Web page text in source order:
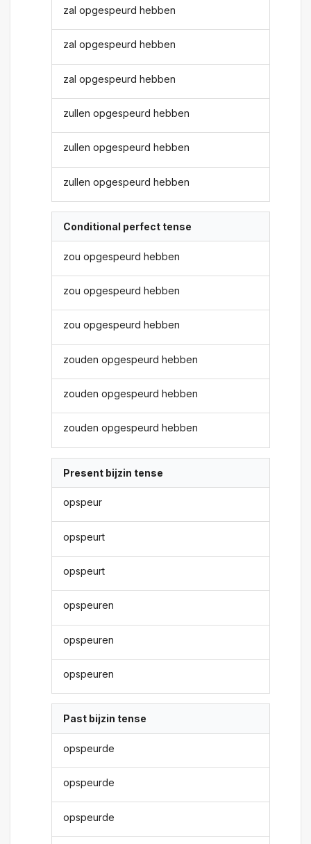
zal opgespeurd hebben
zal opgespeurd hebben
zal opgespeurd hebben
zullen opgespeurd hebben
zullen opgespeurd hebben
zullen opgespeurd hebben
Conditional perfect tense
zou opgespeurd hebben
zou opgespeurd hebben
zou opgespeurd hebben
zouden opgespeurd hebben
zouden opgespeurd hebben
zouden opgespeurd hebben
Present bijzin tense
opspeur
opspeurt
opspeurt
opspeuren
opspeuren
opspeuren
Past bijzin tense
opspeurde
opspeurde
opspeurde